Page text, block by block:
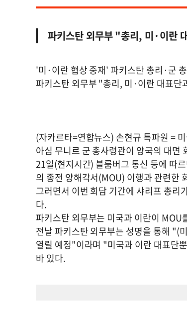
파키스탄 외무부 "총리, 미·이란
'미·이란 협상 중재' 파키스탄 총리·군
파키스탄 외무부 "총리, 미·이란 대표단
(자카르타=연합뉴스) 손현규 특파원 =
아심 무니르 군 총사령관이 양국의 대면
21일(현지시간) 블룸버그 통신 등에 따
의 종전 양해각서(MOU) 이행과 관련한
그러면서 이번 회담 기간에 샤리프 총리
다.
파키스탄 외무부는 미국과 이란이 MOU
전날 파키스탄 외무부는 성명을 통해 "(
열릴 예정"이라며 "미국과 이란 대표단
바 있다.